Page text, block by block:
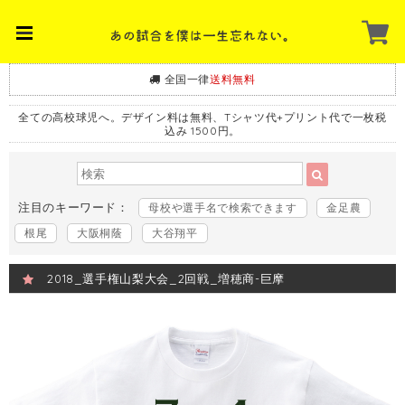
全国一律送料無料
全ての高校球児へ。デザイン料は無料、Tシャツ代+プリント代で一枚税
込み 1500円。
注目のキーワード： 母校や選手名で検索できます
金足農
根尾
大阪桐蔭 大谷翔平
2018_選手権山梨大会_2回戦_増穂商-巨摩